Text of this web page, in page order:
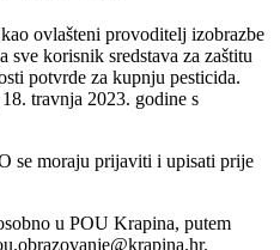
ovlašteni provoditelj izobrazbe
sve korisnik sredstava za zaštitu
potvrde za kupnju pesticida.
travnja 2023. godine s
se moraju prijaviti i upisati prije
u POU Krapina, putem